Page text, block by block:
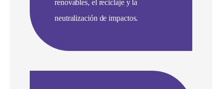
renovables, el reciclaje y la
neutralización de impactos.